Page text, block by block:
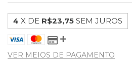
4 X DE R$23,75 SEM JUROS
VER MEIOS DE PAGAMENTO